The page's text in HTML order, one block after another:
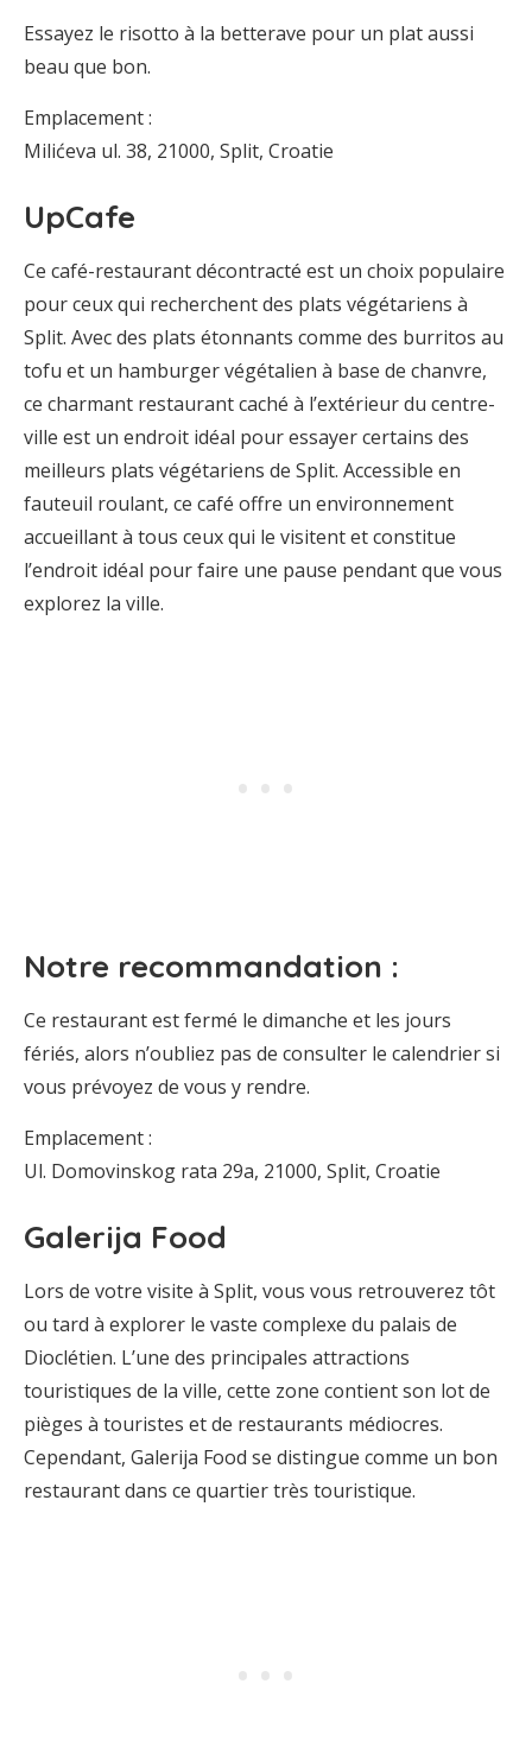
Essayez le risotto à la betterave pour un plat aussi
beau que bon.
Emplacement :
Milićeva ul. 38, 21000, Split, Croatie
UpCafe
Ce café-restaurant décontracté est un choix populaire
pour ceux qui recherchent des plats végétariens à
Split. Avec des plats étonnants comme des burritos au
tofu et un hamburger végétalien à base de chanvre,
ce charmant restaurant caché à l’extérieur du centre-
ville est un endroit idéal pour essayer certains des
meilleurs plats végétariens de Split. Accessible en
fauteuil roulant, ce café offre un environnement
accueillant à tous ceux qui le visitent et constitue
l’endroit idéal pour faire une pause pendant que vous
explorez la ville.
Notre recommandation :
Ce restaurant est fermé le dimanche et les jours
fériés, alors n’oubliez pas de consulter le calendrier si
vous prévoyez de vous y rendre.
Emplacement :
Ul. Domovinskog rata 29a, 21000, Split, Croatie
Galerija Food
Lors de votre visite à Split, vous vous retrouverez tôt
ou tard à explorer le vaste complexe du palais de
Dioclétien. L’une des principales attractions
touristiques de la ville, cette zone contient son lot de
pièges à touristes et de restaurants médiocres.
Cependant, Galerija Food se distingue comme un bon
restaurant dans ce quartier très touristique.